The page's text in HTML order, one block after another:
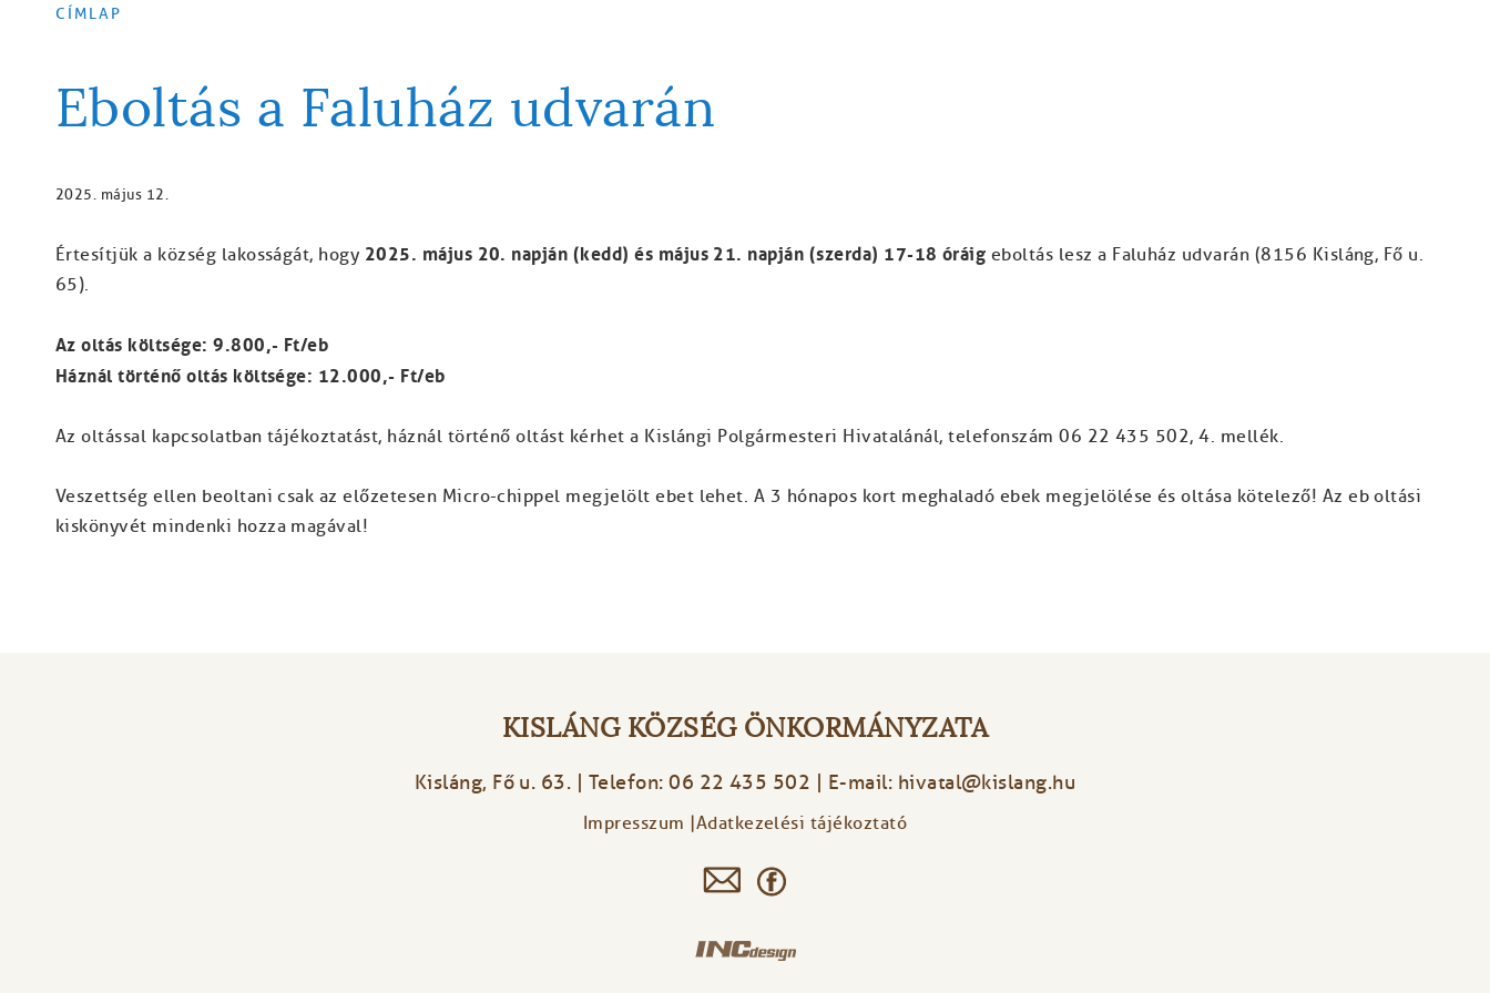
CÍMLAP
Eboltás a Faluház udvarán
2025. május 12.
Értesítjük a község lakosságát, hogy 2025. május 20. napján (kedd) és május 21. napján (szerda) 17-18 óráig eboltás lesz a Faluház udvarán (8156 Kisláng, Fő u.
65).
Az oltás költsége: 9.800,- Ft/eb
Háznál történő oltás költsége: 12.000,- Ft/eb
Az oltással kapcsolatban tájékoztatást, háznál történő oltást kérhet a Kislángi Polgármesteri Hivatalánál, telefonszám 06 22 435 502, 4. mellék.
Veszettség ellen beoltani csak az előzetesen Micro-chippel megjelölt ebet lehet. A 3 hónapos kort meghaladó ebek megjelölése és oltása kötelező! Az eb oltási
kiskönyvét mindenki hozza magával!
KISLÁNG KÖZSÉG ÖNKORMÁNYZATA
Kisláng, Fő u. 63. | Telefon: 06 22 435 502 | E-mail: hivatal@kislang.hu
Footer
menu
Impresszum Adatkezelési tájékoztató